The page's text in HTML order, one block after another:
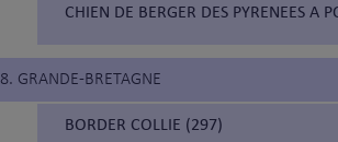
CHIEN DE BERGER DES PYRENEES A
8. GRANDE-BRETAGNE
BORDER COLLIE (297)